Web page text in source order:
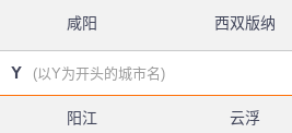
咸阳 西双版纳
Y (以Y为开头的城市名)
阳江 云浮